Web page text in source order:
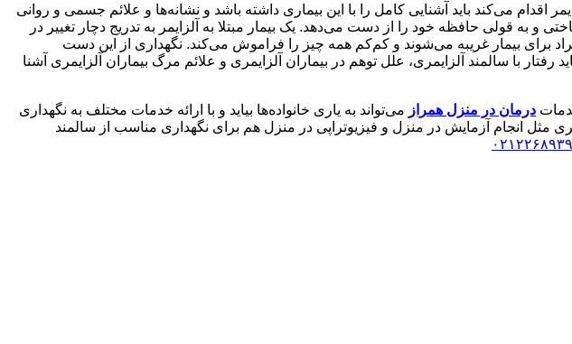
اقدام می‌کند باید آشنایی کامل را با این بیماری داشته باشد و نشانه‌ها و علائم جسمی و روانی
قولی حافظه خود را از دست می‌دهد. یک بیمار مبتلا به آلزایمر به تدریج دچار تغییر در
برای بیمار غریبه می‌شوند و کم‌کم همه چیز را فراموش می‌کند. نگهداری از این دست
با سالمند آلزایمری، علل توهم در بیماران آلزایمری و علائم مرگ بیماران آلزایمری آشنا
درمان در منزل همراز می‌تواند به یاری خانواده‌ها بیاید و با ارائه خدمات مختلف به نگهداری
مثل انجام آزمایش در منزل و فیزیوتراپی در منزل هم برای نگهداری مناسب از سالمند